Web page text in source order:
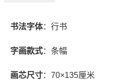
书法字体：行书
字画款式：条幅
画芯尺寸：70×135厘米